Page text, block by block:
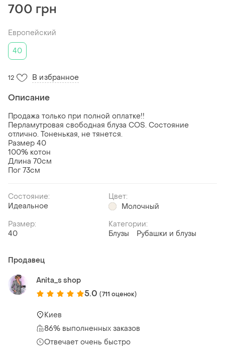
700 грн
Европейский
40
12 В избранное
Описание
Продажа только при полной оплатке!!
Перламутровая свободная блуза COS. Состояние
отлично. Тоненькая, не тянется.
Размер 40
100% котон
Длина 70см
Пог 73см
Состояние:
Идеальное
Цвет:
Молочный
Размер:
40
Категории:
Блузы
Рубашки и блузы
Продавец
Anita_s shop
5.0 (711 оценок)
Киев
86% выполненных заказов
Отвечает очень быстро